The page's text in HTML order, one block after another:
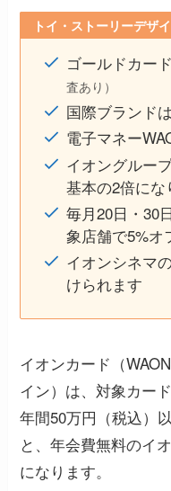
トイ・ストーリーデザ
ゴールドカー
査あり）
国際ブランド
電子マネー
イオングルー
基本の2倍にな
毎月20日・30
象店舗で5%オ
イオンシネマ
けられます
イオンカード（
イン）は、対象カー
年間50万円（税込）
と、年会費無料のイ
になります。